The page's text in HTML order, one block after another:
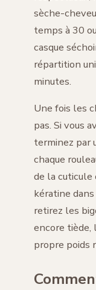
sèche-
temps à 30
casque
répartition
minutes.
Une fois les
pas. Si vous
terminez par
chaque
de la
kératine
retirez les
encore tiède,
propre poids